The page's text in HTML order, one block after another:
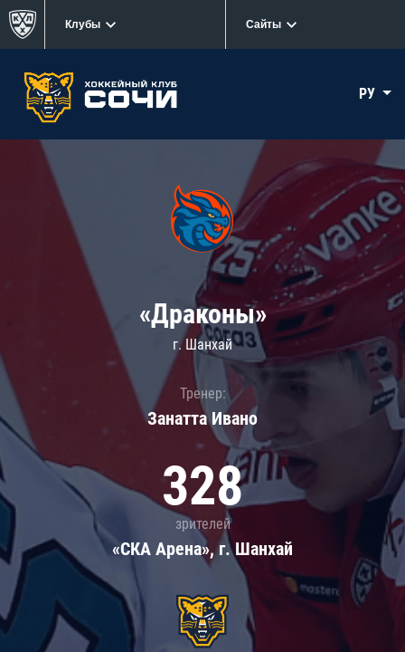
Клубы Сайты
РУ
«Драконы»
г. Шанхай
Тренер:
Занатта Иванo
328
зрителей
«СКА Арена», г. Шанхай